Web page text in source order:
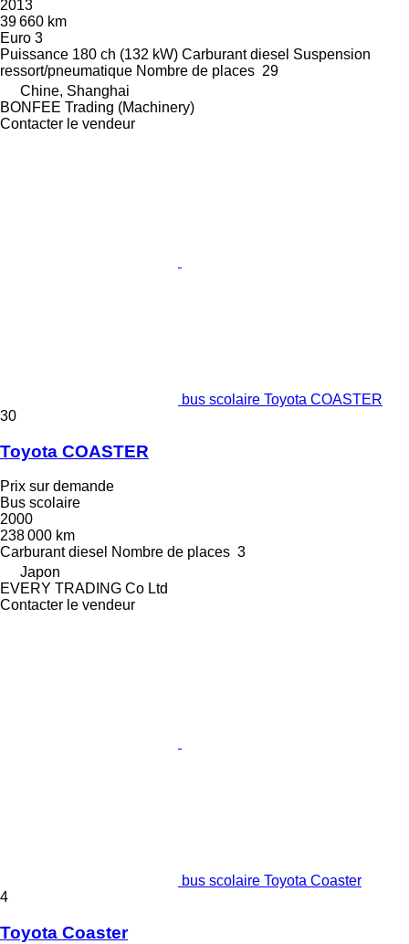
2013
39 660 km
Euro 3
Puissance 180 ch (132 kW) Carburant diesel Suspension
ressort/pneumatique Nombre de places 29
Chine, Shanghai
BONFEE Trading (Machinery)
Contacter le vendeur
bus scolaire Toyota COASTER
30
Toyota COASTER
Prix sur demande
Bus scolaire
2000
238 000 km
Carburant diesel Nombre de places 3
Japon
EVERY TRADING Co Ltd
Contacter le vendeur
bus scolaire Toyota Coaster
4
Toyota Coaster